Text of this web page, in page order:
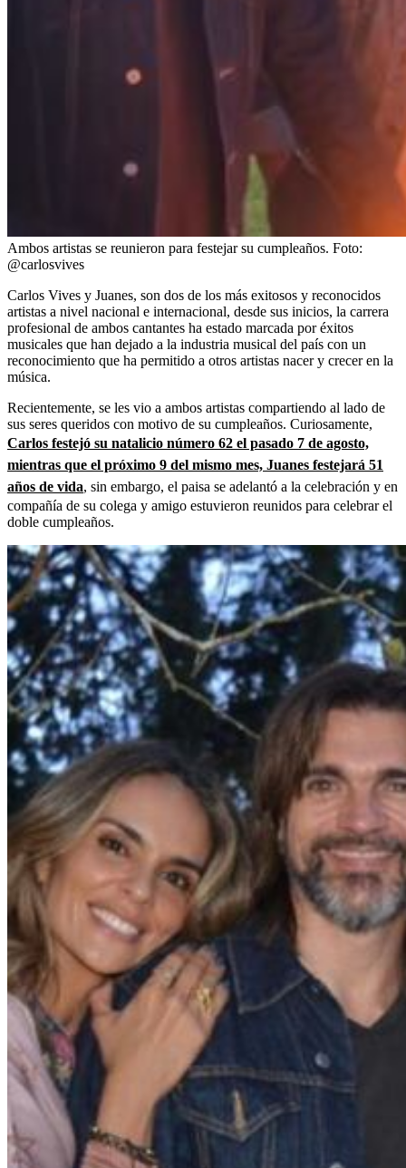
Ambos artistas se reunieron para festejar su cumpleaños. Foto:
@carlosvives
Carlos Vives y Juanes, son dos de los más exitosos y reconocidos
artistas a nivel nacional e internacional, desde sus inicios, la carrera
profesional de ambos cantantes ha estado marcada por éxitos
musicales que han dejado a la industria musical del país con un
reconocimiento que ha permitido a otros artistas nacer y crecer en la
música.
Recientemente, se les vio a ambos artistas compartiendo al lado de
sus seres queridos con motivo de su cumpleaños. Curiosamente,
Carlos festejó su natalicio número 62 el pasado 7 de agosto,
mientras que el próximo 9 del mismo mes, Juanes festejará 51
años de vida, sin embargo, el paisa se adelantó a la celebración y en
compañía de su colega y amigo estuvieron reunidos para celebrar el
doble cumpleaños.